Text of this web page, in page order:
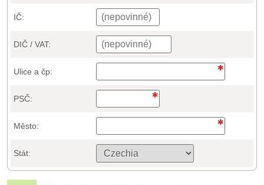
IČ:
DIČ / VAT:
Ulice a čp:
PSČ:
Město:
Stát: